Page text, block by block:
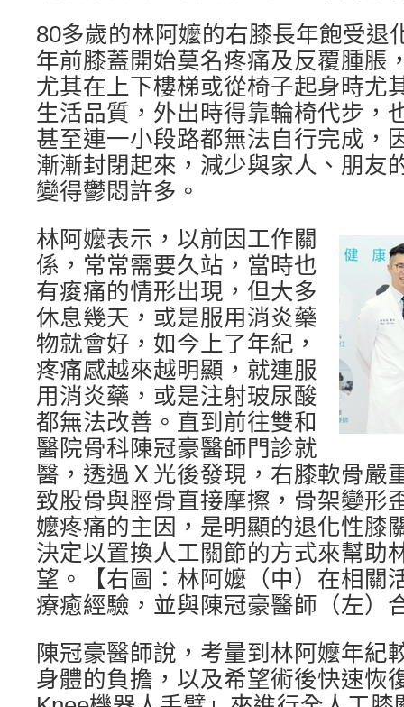
80多歲的林阿嬤的右膝長年飽受退
年前膝蓋開始莫名疼痛及反覆腫脹
尤其在上下樓梯或從椅子起身時尤
生活品質，外出時得靠輪椅代步，
甚至連一小段路都無法自行完成，
漸漸封閉起來，減少與家人、朋友
變得鬱悶許多。
林阿嬤表示，以前因工作關
係，常常需要久站，當時也
有痠痛的情形出現，但大多
休息幾天，或是服用消炎藥
物就會好，如今上了年紀，
疼痛感越來越明顯，就連服
用消炎藥，或是注射玻尿酸
都無法改善。直到前往雙和
醫院骨科陳冠豪醫師門診就
醫，透過Ｘ光後發現，右膝軟骨嚴
致股骨與脛骨直接摩擦，骨架變形
嬤疼痛的主因，是明顯的退化性膝
決定以置換人工關節的方式來幫助
望。【右圖：林阿嬤（中）在相關
療癒經驗，並與陳冠豪醫師（左）
陳冠豪醫師說，考量到林阿嬤年紀
身體的負擔，以及希望術後快速恢